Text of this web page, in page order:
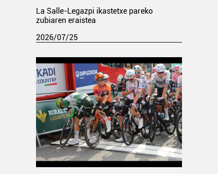
La Salle-Legazpi ikastetxe pareko
zubiaren eraistea
2026/07/25